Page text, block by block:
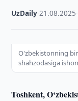
UzDaily ·21.08.2025
O'zbekistonning
shahzodasiga
Toshkent,